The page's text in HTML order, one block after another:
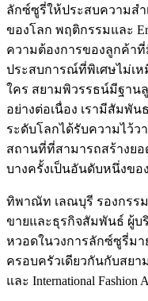
ลักซ์ซูรี่ให้ประสบความสำ
ของโลก พฤติกรรมและ
ความต้องการของลูกค้า
ประสบการณ์ที่พิเศษไม่เ
ใคร สยามพิวรรธน์มีฐาน
อย่างต่อเนื่อง เรามีสัมพั
ระดับโลกได้รับความไว้ว
สถานที่ที่สามารถสร้างย
บางครั้งเป็นอันดับหนึ่งขอ
ทิพาณัท เลณบุรี รองกรร
ขายและธุรกิจสัมพันธ์ ผู้
หวอดในวงการลักซ์ซูรี่มา
ครอบครัวเดียวกันกับสย
และ International Fashion